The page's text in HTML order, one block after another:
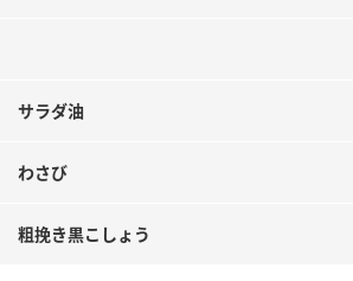
サラダ油
わさび
粗挽き黒こしょう